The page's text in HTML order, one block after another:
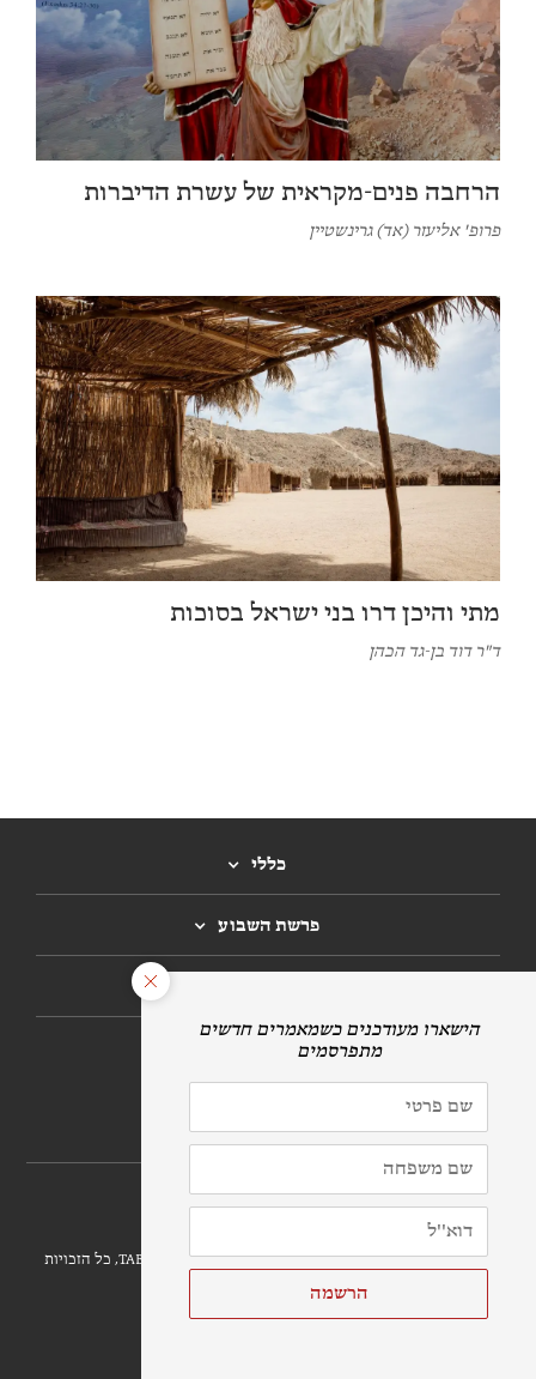
הרחבה פנים-מקראית של עשרת הדיברות
פרופ' אליעזר (אד) גרינשטיין
מתי והיכן דרו בני ישראל בסוכות
ד"ר דוד בן-גד הכהן
כללי
פרשת השבוע
הרשמה לניוזלטר
הושק חג השבועות 5781/2021 | זכויות יוצרים ©
פרויקט TABS, כל הזכויות